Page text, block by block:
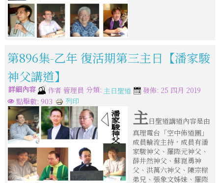
第896集-乙年 復活期第三主日【潘家駿
神父講道】
詳細內容 作者 管理員 分類: 主日聖道
發佈: 25 四月 2019
點擊數: 903
列印
主日聖道講道內容是由
真理電台「空中佈道團」
成員輪流主持，成員有潘
家駿神父、羅際元神父、
薛井然神父、蘇崑勇神
父、洪萬六神父、陳宗樑
弟兄、張象文姊妹、羅際